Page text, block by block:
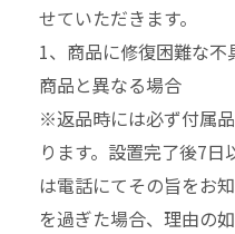
せていただきます。
1、商品に修復困難な
商品と異なる場合
※返品時には必ず付属
ります。設置完了後7
は電話にてその旨をお
を過ぎた場合、理由の